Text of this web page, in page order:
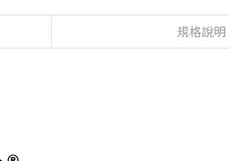
規格說明